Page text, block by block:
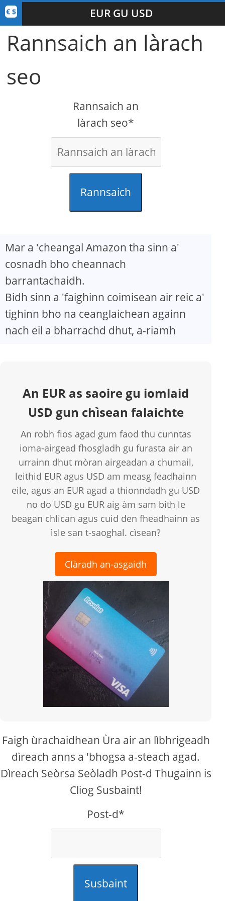
EUR GU USD
Rannsaich an làrach
seo
Rannsaich an
làrach seo*
Rannsaich
Mar a 'cheangal Amazon tha sinn a'
cosnadh bho cheannach
barrantachaidh.
Bidh sinn a 'faighinn coimisean air reic a'
tighinn bho na ceanglaichean againn
nach eil a bharrachd dhut, a-riamh
An EUR as saoire gu iomlaid
USD gun chìsean falaichte
An robh fios agad gum faod thu cunntas
ioma-airgead fhosgladh gu furasta air an
urrainn dhut mòran airgeadan a chumail,
leithid EUR agus USD am measg feadhainn
eile, agus an EUR agad a thionndadh gu USD
no do USD gu EUR aig àm sam bith le
beagan chlican agus cuid den fheadhainn as
ìsle san t-saoghal. cìsean?
Clàradh an-asgaidh
Faigh ùrachaidhean Ùra air an lìbhrigeadh
dìreach anns a 'bhogsa a-steach agad.
Dìreach Seòrsa Seòladh Post-d Thugainn is
Cliog Susbaint!
Post-d*
Susbaint